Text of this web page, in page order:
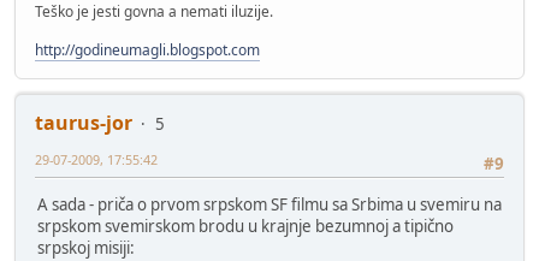
Teško je jesti govna a nemati iluzije.
http://godineumagli.blogspot.com
taurus-jor
5
#9
29-07-2009, 17:55:42
A sada - priča o prvom srpskom SF filmu sa Srbima u svemiru na
srpskom svemirskom brodu u krajnje bezumnoj a tipično
srpskoj misiji: